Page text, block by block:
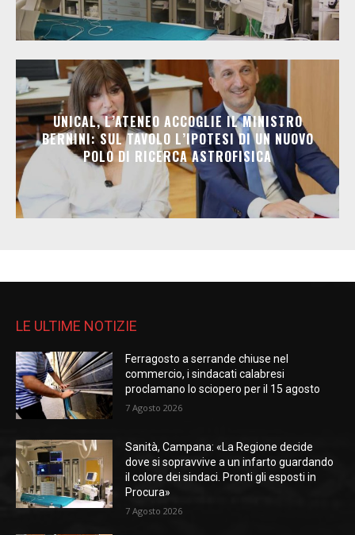
UNICAL, L’ATENEO ACCOGLIE IL MINISTRO
BERNINI: SUL TAVOLO L’IPOTESI DI UN NUOVO
POLO DI RICERCA ASTROFISICA
LE ULTIME NOTIZIE
Ferragosto a serrande chiuse nel
commercio, i sindacati calabresi
proclamano lo sciopero per il 15 agosto
7 Agosto 2026
Sanità, Campana: «La Regione decide
dove si sopravvive a un infarto guardando
il colore dei sindaci. Pronti gli esposti in
Procura»
7 Agosto 2026